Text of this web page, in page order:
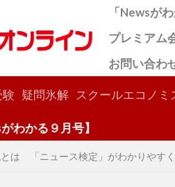
「Newsが
プレミアム
お問い合わ
疑問氷解 スクールエコノミ
】
は 「ニュース検定」がわかりやす